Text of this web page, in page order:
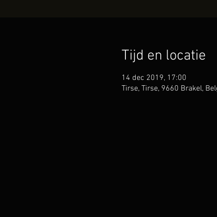
Tijd en locatie
14 dec 2019, 17:00
Tirse, Tirse, 9660 Brakel,